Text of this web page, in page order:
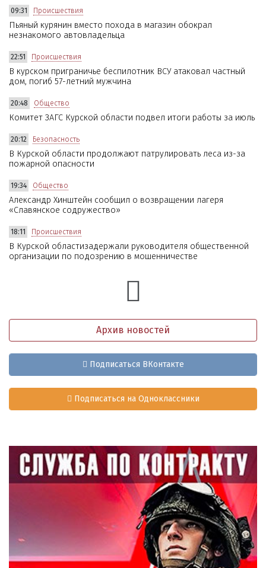
09:31 Происшествия
Пьяный курянин вместо похода в магазин обокрал
незнакомого автовладельца
22:51 Происшествия
В курском приграничье беспилотник ВСУ атаковал частный
дом, погиб 57-летний мужчина
20:48 Общество
Комитет ЗАГС Курской области подвел итоги работы за июль
20:12 Безопасность
В Курской области продолжают патрулировать леса из-за
пожарной опасности
19:34 Общество
Александр Хинштейн сообщил о возвращении лагеря
«Славянское содружество»
18:11 Происшествия
В Курской областизадержали руководителя общественной
организации по подозрению в мошенничестве
Архив новостей
Подписаться ВКонтакте
Подписаться на Одноклассники